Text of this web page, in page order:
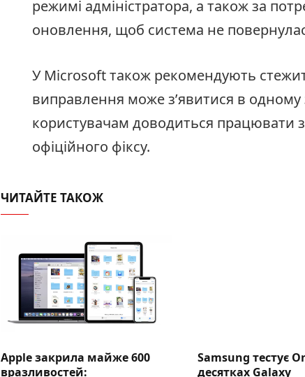
режимі адміністратора, а також за
оновлення, щоб система не
У Microsoft також рекомендують
виправлення може з’явитися в
користувачам доводиться працювати
офіційного фіксу.
ЧИТАЙТЕ ТАКОЖ
Apple закрила майже 600
вразливостей:
Samsung тестує
десятках Galaxy